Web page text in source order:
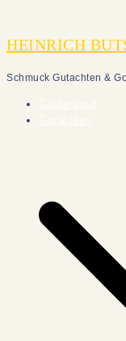
springen
HEINRICH
Schmuck Gutachten &